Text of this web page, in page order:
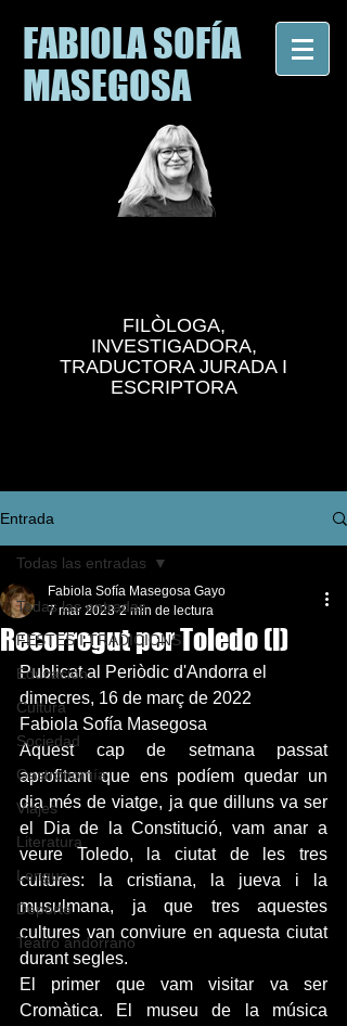
FABIOLA SOFÍA
MASEGOSA
FILÒLOGA,
INVESTIGADORA,
TRADUCTORA JURADA I
ESCRIPTORA
Entrada
Todas las entradas
FESTES I TRADICIONS
Educación
Cultura
Sociedad
Gastronomía
Viajes
Literatura
Lengua
Deporte
Teatro andorrano
Todas las entradas
Recorregut per Toledo (I)
Fabiola Sofía Masegosa Gayo
7 mar 2023 2 min de lectura
Publicat al Periòdic d'Andorra el
dimecres, 16 de març de 2022
Fabiola Sofía Masegosa
Aquest cap de setmana passat
aprofitant que ens podíem quedar un
dia més de viatge, ja que dilluns va ser
el Dia de la Constitució, vam anar a
veure Toledo, la ciutat de les tres
cultures: la cristiana, la jueva i la
musulmana, ja que tres aquestes
cultures van conviure en aquesta ciutat
durant segles.
El primer que vam visitar va ser
Cromàtica. El museu de la música